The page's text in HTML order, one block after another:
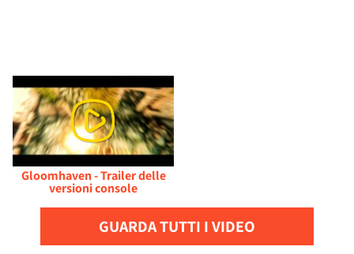
Gloomhaven - Trailer delle
versioni console
GUARDA TUTTI I VIDEO